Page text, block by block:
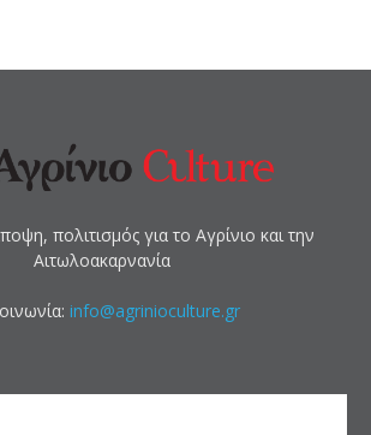
πολιτισμός για το Αγρίνιο και την
Αιτωλοακαρνανία
info@agrinioculture.gr